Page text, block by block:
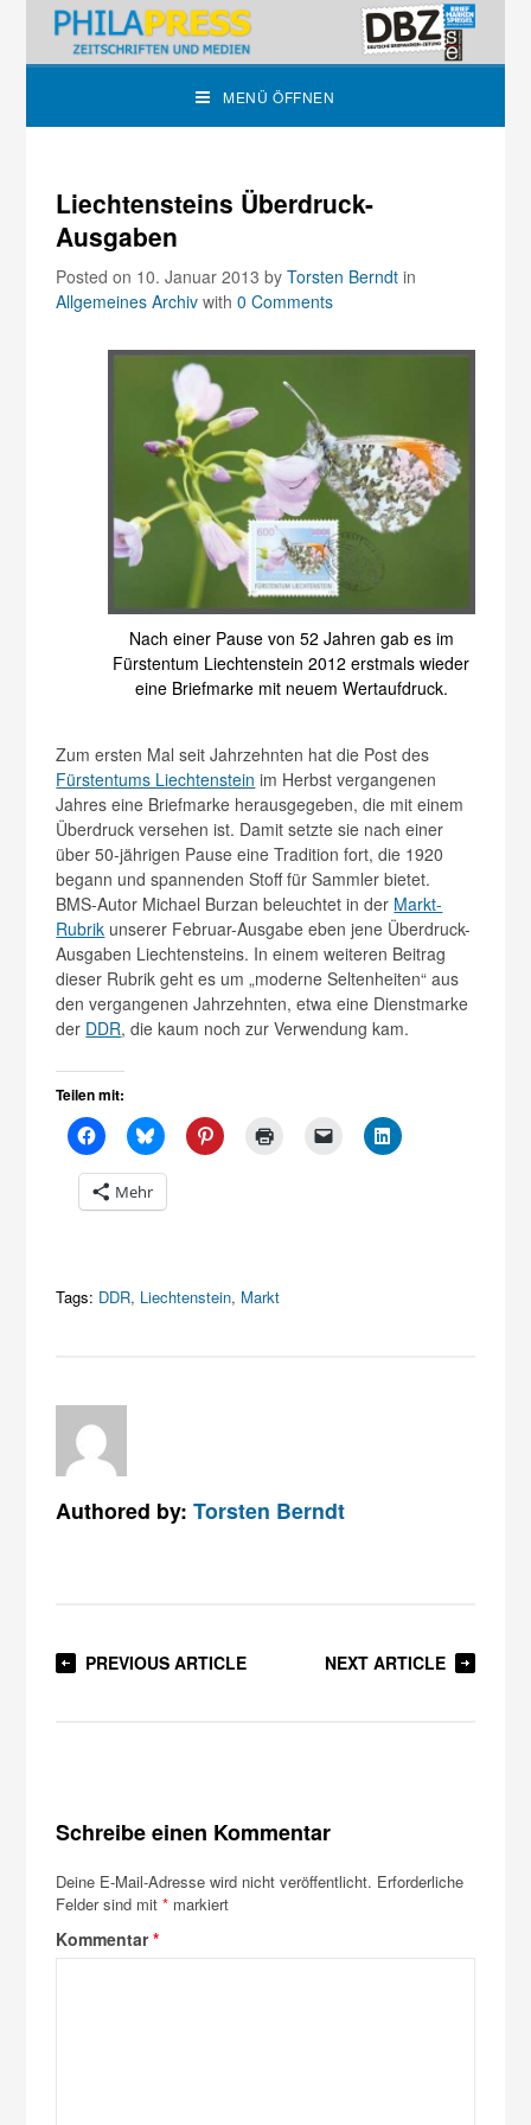
MENÜ ÖFFNEN
Liechtensteins Überdruck-
Ausgaben
Posted on 10. Januar 2013byTorsten Berndt in
Allgemeines Archiv with0 Comments
Nach einer Pause von 52 Jahren gab es im
Fürstentum Liechtenstein 2012 erstmals wieder
eine Briefmarke mit neuem Wertaufdruck.
Zum ersten Mal seit Jahrzehnten hat die Post des
Fürstentums Liechtenstein im Herbst vergangenen
Jahres eine Briefmarke herausgegeben, die mit einem
Überdruck versehen ist. Damit setzte sie nach einer
über 50-jährigen Pause eine Tradition fort, die 1920
begann und spannenden Stoff für Sammler bietet.
BMS-Autor Michael Burzan beleuchtet in der Markt-
Rubrik unserer Februar-Ausgabe eben jene Überdruck-
Ausgaben Liechtensteins. In einem weiteren Beitrag
dieser Rubrik geht es um „moderne Seltenheiten“ aus
den vergangenen Jahrzehnten, etwa eine Dienstmarke
der DDR, die kaum noch zur Verwendung kam.
Teilen mit:
Mehr
Tags: DDR, Liechtenstein, Markt
Authored by:Torsten Berndt
PREVIOUS ARTICLE NEXT ARTICLE
Schreibe einen Kommentar
Deine E-Mail-Adresse wird nicht veröffentlicht. Erforderliche
Felder sind mit* markiert
Kommentar*